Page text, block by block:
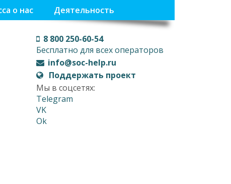
о нас Деятельность
8 800 250-60-54
Бесплатно для всех операторов
info@soc-help.ru
Поддержать проект
Мы в соцсетях:
Telegram
VK
Ok